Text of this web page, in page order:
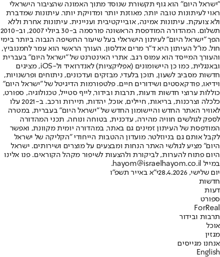
"ישראל היום" הוא גוף תקשורת שנוסד מתוך האמונה שהציבור הישראלי
ראוי לעיתונות טובה יותר, מאוזנת יותר ומדויקת יותר. עיתונות שמדברת
ולא צועקת. עיתונות אמינה, אובייקטיבית ועניינית. עיתונות אחרת וללא
תשלום. המהדורה המודפסת הראשונה פורסמה ב-30 ביולי 2007, וב-2010
הפך "ישראל היום" לעיתון הישראלי בעל שיעור החשיפה הגבוה ביותר בימי
חול. מו"ל העיתון היא ד"ר מרים אדלסון. העורך הראשי הוא עמר לחמנוביץ,
והעורך המייסד הוא עמוס רגב. אתרי האינטרנט של "ישראל היום" בעברית
ובאנגלית, כמו כן היישומונים (אפליקציות) לאנדרואיד ול-iOS, מציגים
חדשות מסביב לשעון, תוכן בלעדי, מבזקים ועדכונים, ניתוחים ופרשנויות,
וידיאו, פודקאסטים ושידורים חיים. פלטפורמות הדיגיטל של "ישראל היום"
כוללות ערוצי חדשות ודעות, תרבות ובידור, לייף סטייל, טכנולוגיה, ספורט,
כלכלה וצרכנות, בריאות, חיילים, אוכל, יהדות, תיירות ורכב. ב-2021 עלו
לאוויר האתר החדש והיישומון החדש של "ישראל היום" בעברית, במטרה
לספק לגולשים חוויה מהירה, עדכנית, בטוחה ונוחה. תכני המהדורה
המודפסת של העיתון זמינים גם באתר, במהדורה יומית מקוונת, ואפשר
לקבל אותם גם בניוזלטר. מועדון ההטבות הייחודי "הקליקה של ישראל
היום" מציע לגולשי האתר הנחות ומבצעים על מוצרים ושירותים. ישראל
היום פתוח להערות, לביקורת ולהצעות לשיפור מקהל הקוראים. פנו אלינו
במייל hayom@israelhayom.co.il.
יום שלישי, 28.4.2026
י"א באייר תשפ"ו
חדשות
דעות
ספורט
ForReal
תרבות ובידור
אוכל
מגזין
אנחנו מגייסים
English